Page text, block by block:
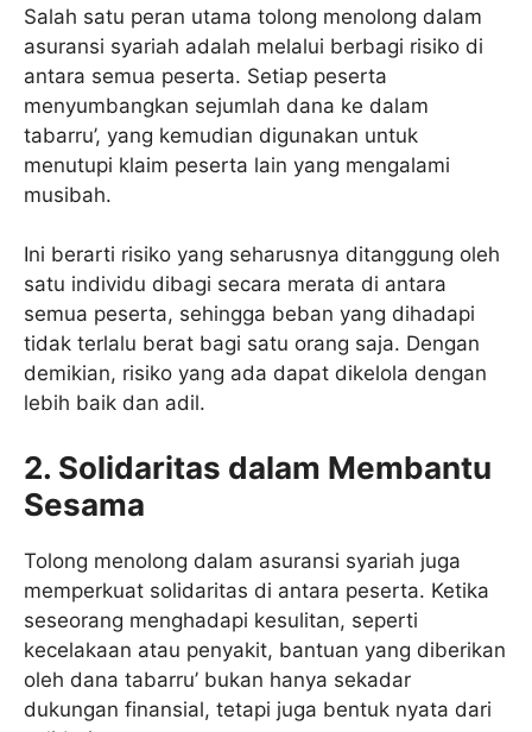
Salah satu peran utama tolong menolong dalam
asuransi syariah adalah melalui berbagi risiko di
antara semua peserta. Setiap peserta
menyumbangkan sejumlah dana ke dalam
tabarru’, yang kemudian digunakan untuk
menutupi klaim peserta lain yang mengalami
musibah.
Ini berarti risiko yang seharusnya ditanggung oleh
satu individu dibagi secara merata di antara
semua peserta, sehingga beban yang dihadapi
tidak terlalu berat bagi satu orang saja. Dengan
demikian, risiko yang ada dapat dikelola dengan
lebih baik dan adil.
2. Solidaritas dalam Membantu
Sesama
Tolong menolong dalam asuransi syariah juga
memperkuat solidaritas di antara peserta. Ketika
seseorang menghadapi kesulitan, seperti
kecelakaan atau penyakit, bantuan yang diberikan
oleh dana tabarru’ bukan hanya sekadar
dukungan finansial, tetapi juga bentuk nyata dari